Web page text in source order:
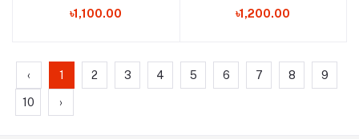
৳1,100.00 ৳1,200.00
‹ 1 2 3 4 5 6 7 8 9
10 ›